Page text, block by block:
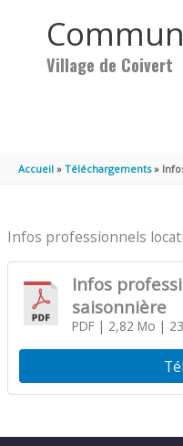
Village de Coivert
Accueil Téléchargements
Infos professionnels
Infos
saisonnière
PDF| 2,82 Mo |